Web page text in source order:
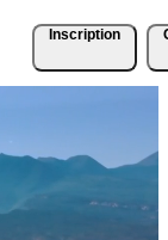
Inscription